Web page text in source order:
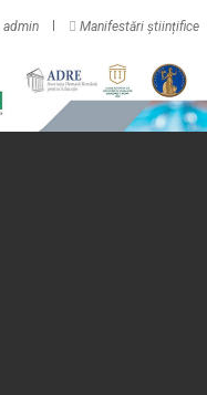
admin Manifestări științifice